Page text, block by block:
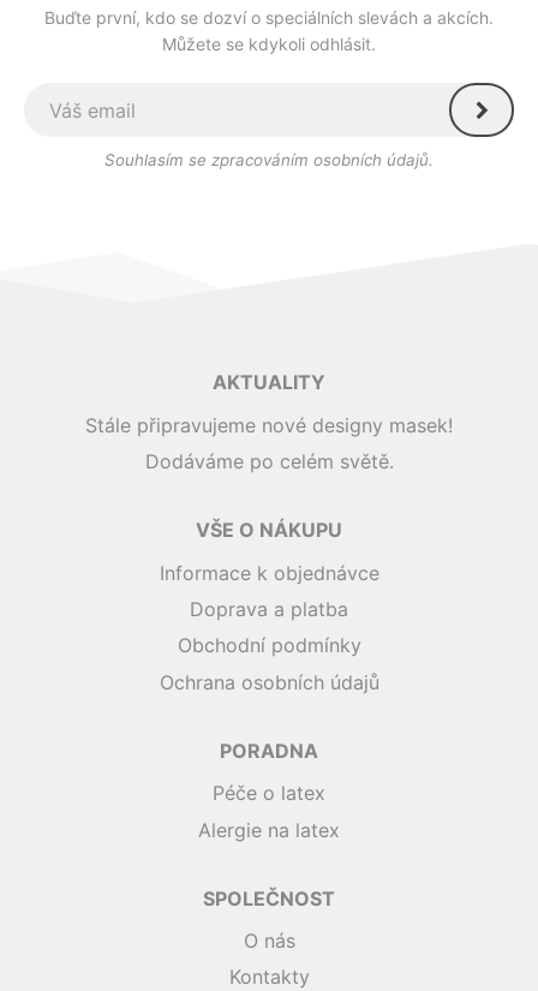
Buďte první, kdo se dozví o speciálních slevách a akcích.
Můžete se kdykoli odhlásit.
Souhlasím se zpracováním osobních údajů.
AKTUALITY
Stále připravujeme nové designy masek!
Dodáváme po celém světě.
VŠE O NÁKUPU
Informace k objednávce
Doprava a platba
Obchodní podmínky
Ochrana osobních údajů
PORADNA
Péče o latex
Alergie na latex
SPOLEČNOST
O nás
Kontakty